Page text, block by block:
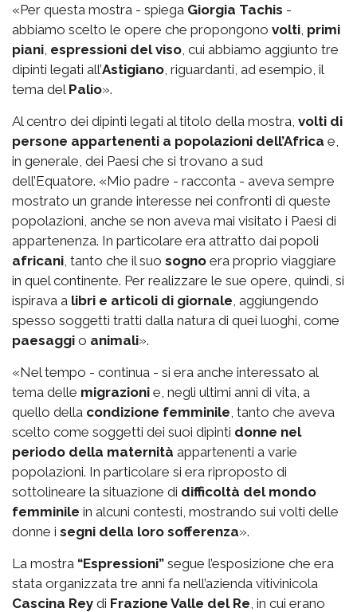
«Per questa mostra - spiega Giorgia Tachis -
abbiamo scelto le opere che propongono volti primi
piani espressioni del viso , cui abbiamo aggiunto tre
dipinti legati all’Astigiano , riguardanti, ad esempio, il
tema del Palio».
Al centro dei dipinti legati al titolo della mostra, volti di
persone appartenenti a popolazioni dell’Africa e,
in generale, dei Paesi che si trovano a sud
dell’Equatore. «Mio padre - racconta - aveva sempre
mostrato un grande interesse nei confronti di queste
popolazioni, anche se non aveva mai visitato i Paesi di
appartenenza. In particolare era attratto dai popoli
africani , tanto che il suo sogno era proprio viaggiare
in quel continente. Per realizzare le sue opere, quindi, si
ispirava a libri e articoli di giornale , aggiungendo
spesso soggetti tratti dalla natura di quei luoghi, come
paesaggi o animali».
«Nel tempo - continua - si era anche interessato al
tema delle migrazioni e, negli ultimi anni di vita, a
quello della condizione femminile , tanto che aveva
scelto come soggetti dei suoi dipinti donne nel
periodo della maternità appartenenti a varie
popolazioni. In particolare si era riproposto di
sottolineare la situazione di difficoltà del mondo
femminile in alcuni contesti, mostrando sui volti delle
donne i segni della loro sofferenza».
La mostra “Espressioni” segue l’esposizione che era
stata organizzata tre anni fa nell’azienda vitivinicola
Cascina Rey di Frazione Valle del Re , in cui erano